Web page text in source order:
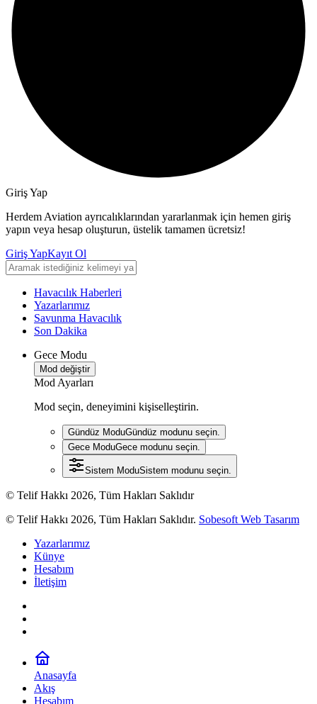
Giriş Yap
Herdem Aviation ayrıcalıklarından yararlanmak için hemen giriş
yapın veya hesap oluşturun, üstelik tamamen ücretsiz!
Giriş YapKayıt Ol
Havacılık Haberleri
Yazarlarımız
Savunma Havacılık
Son Dakika
Gece Modu
Mod değiştir
Mod Ayarları
Mod seçin, deneyimini kişiselleştirin.
Gündüz ModuGündüz modunu seçin.
Gece ModuGece modunu seçin.
Sistem ModuSistem modunu seçin.
© Telif Hakkı 2026, Tüm Hakları Saklıdır
© Telif Hakkı 2026, Tüm Hakları Saklıdır. Sobesoft Web Tasarım
Yazarlarımız
Künye
Hesabım
İletişim
Anasayfa
Akış
Hesabım